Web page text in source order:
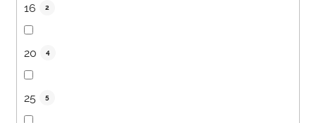
16 2
20 4
25 5